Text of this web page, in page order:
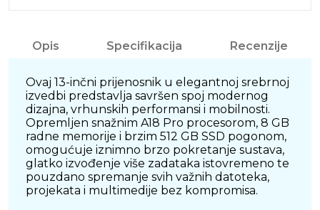
Opis Specifikacija Recenzije
Ovaj 13-inčni prijenosnik u elegantnoj srebrnoj
izvedbi predstavlja savršen spoj modernog
dizajna, vrhunskih performansi i mobilnosti.
Opremljen snažnim A18 Pro procesorom, 8 GB
radne memorije i brzim 512 GB SSD pogonom,
omogućuje iznimno brzo pokretanje sustava,
glatko izvođenje više zadataka istovremeno te
pouzdano spremanje svih važnih datoteka,
projekata i multimedije bez kompromisa.